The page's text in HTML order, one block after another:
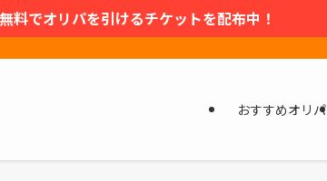
料でオリパを引けるチケットを配布中！
おすすめオリパ